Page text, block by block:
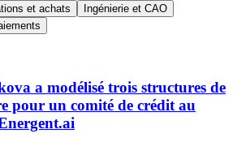
et achats
Ingénierie et CAO
a modélisé trois structures de
pour un comité de crédit au